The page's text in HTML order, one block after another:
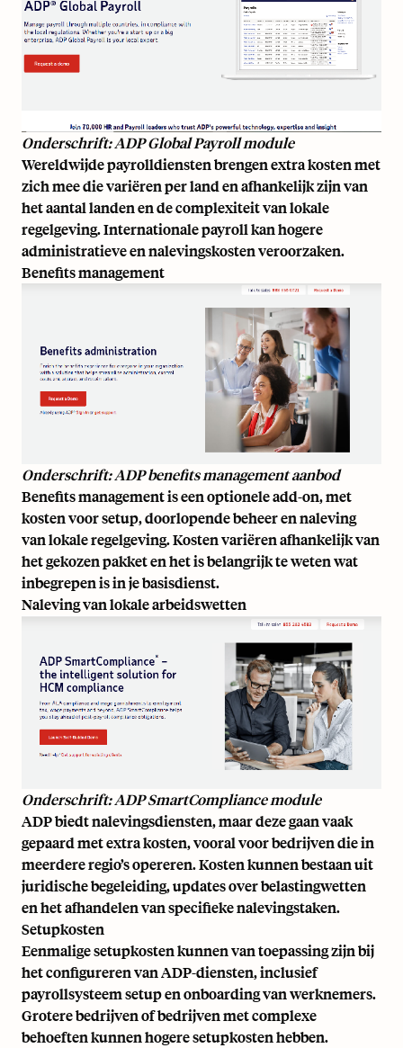
Onderschrift: ADP Global Payroll module
Wereldwijde payrolldiensten brengen extra kosten met
zich mee die variëren per land en afhankelijk zijn van
het aantal landen en de complexiteit van lokale
regelgeving.Internationale payrollkan hogere
administratieve en nalevingskosten veroorzaken.
Benefits management
Onderschrift: ADP benefits management aanbod
Benefits management is een optionele add-on, met
kosten voor setup, doorlopende beheer en naleving
van lokale regelgeving. Kosten variëren afhankelijk van
het gekozen pakket en het is belangrijk te weten wat
inbegrepen is in je basisdienst.
Naleving van lokale arbeidswetten
Onderschrift: ADP SmartCompliance module
ADP biedt nalevingsdiensten, maar deze gaan vaak
gepaard met extra kosten, vooral voor bedrijven die in
meerdere regio’s opereren. Kosten kunnen bestaan uit
juridische begeleiding, updates over belastingwetten
en het afhandelen van specifieke nalevingstaken.
Setupkosten
Eenmalige setupkosten kunnen van toepassing zijn bij
het configureren van ADP-diensten, inclusief
payrollsysteem setup en onboarding van werknemers.
Grotere bedrijven of bedrijven met complexe
behoeften kunnen hogere setupkosten hebben.